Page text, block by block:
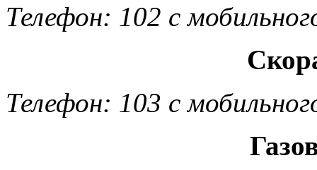
Телефон: 102 с
Телефон: 103 с